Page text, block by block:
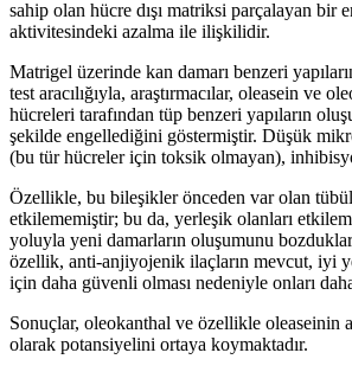
sahip olan hücre dışı matriksi parçalayan bir
aktivitesindeki azalma ile ilişkilidir.
Matrigel üzerinde kan damarı benzeri
test aracılığıyla, araş­tırmacılar, olea­sein ve
hücreleri tarafından tüp benzeri yapıların
şekilde engellediğini göstermiştir. Düşük
(bu tür hücreler için toksik olmayan),
Özellikle, bu bileşikler önceden var olan
etkilememiştir; bu da, yerleşik olanları
yoluyla yeni damarların oluşumunu
özellik, anti-anjiyojenik ilaçların mevcut, iyi
için daha güvenli olması nedeniyle onları
Sonuçlar, oleokanthal ve özellikle oleaseinin
olarak potansiyelini ortaya koymaktadır.